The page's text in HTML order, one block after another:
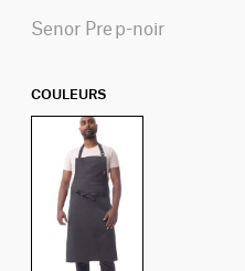
Senor Prep-noir
COULEURS